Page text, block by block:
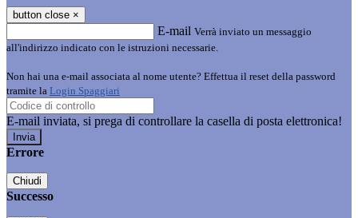
button close ×
E-mail Verrà inviato un messaggio
all'indirizzo indicato con le istruzioni necessarie.
Non hai una e-mail associata al nome utente? Effettua il reset della password
tramite la Login Spaggiari
E-mail inviata, si prega di controllare la casella di posta elettronica!
Errore
Chiudi
Successo